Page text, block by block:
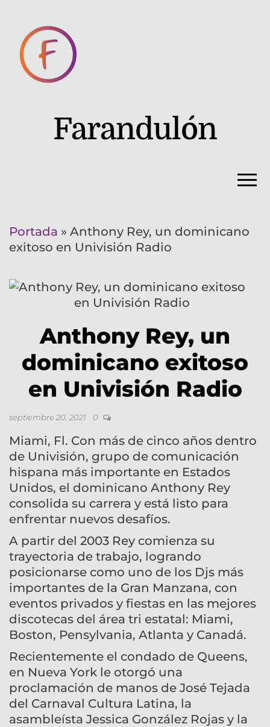
Farandulón
Portada » Anthony Rey, un dominicano
exitoso en Univisión Radio
Anthony Rey, un
dominicano exitoso
en Univisión Radio
septiembre 20, 2021 0
Miami, Fl. Con más de cinco años dentro
de Univisión, grupo de comunicación
hispana más importante en Estados
Unidos, el dominicano Anthony Rey
consolida su carrera y está listo para
enfrentar nuevos desafíos.
A partir del 2003 Rey comienza su
trayectoria de trabajo, logrando
posicionarse como uno de los Djs más
importantes de la Gran Manzana, con
eventos privados y fiestas en las mejores
discotecas del área tri estatal: Miami,
Boston, Pensylvania, Atlanta y Canadá.
Recientemente el condado de Queens,
en Nueva York le otorgó una
proclamación de manos de José Tejada
del Carnaval Cultura Latina, la
asambleísta Jessica González Rojas y la